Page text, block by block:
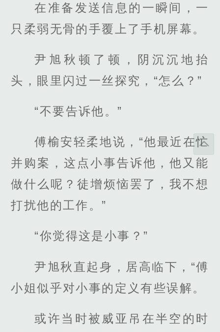
在准备发送信息的一瞬间，一
只柔弱无骨的手覆上了手机屏幕。
尹旭秋顿了顿，阴沉沉地抬
头，眼里闪过一丝探究，“怎么？”
“不要告诉他。”
傅榆安轻柔地说，“他最近在忙
并购案，这点小事告诉他，他又能
做什么呢？徒增烦恼罢了，我不想
打扰他的工作。”
“你觉得这是小事？”
尹旭秋直起身，居高临下，“傅
小姐似乎对小事的定义有些误解。
或许当时被威亚吊在半空的时